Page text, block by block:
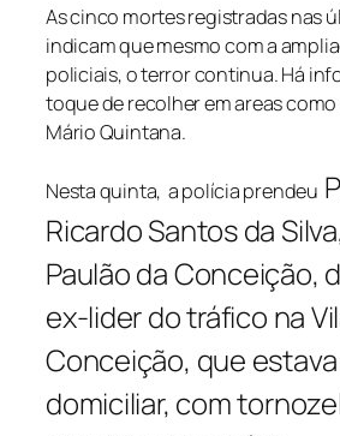
As cinco mortes registradas nas
indicam que mesmo com a
policiais, o terror continua. Há
toque de recolher em areas como
Mário Quintana.
Nesta quinta, a polícia prendeu
Ricardo Santos da
Paulão da Conceição,
ex-lider do tráfico na
Conceição, que
domiciliar, com